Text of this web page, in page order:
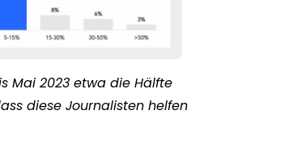
Mai 2023 etwa die Hälfte
diese Journalisten helfen